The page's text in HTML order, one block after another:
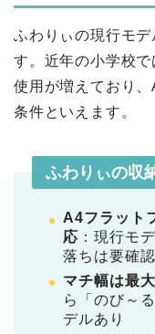
ふわりぃの現行モデ
す。近年の小学校
使用が増えており
条件といえます。
ふわりぃの収
A4フラット
応 ：現行モ
落ちは要確認
マチ幅は最
ら「のび～
デルあり